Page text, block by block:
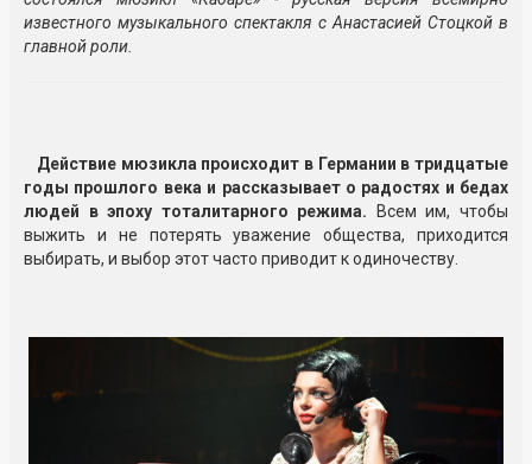
известного музыкального спектакля с Анастасией Стоцкой в
главной роли.
Действие мюзикла происходит в Германии в тридцатые
годы прошлого века и рассказывает о радостях и бедах
людей в эпоху тоталитарного режима. Всем им, чтобы
выжить и не потерять уважение общества, приходится
выбирать, и выбор этот часто приводит к одиночеству.